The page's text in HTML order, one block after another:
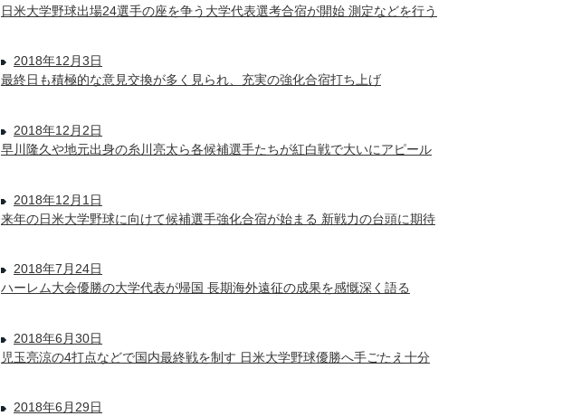
日米大学野球出場24選手の座を争う大学代表選考合宿が開始 測定などを行う
2018年12月3日
最終日も積極的な意見交換が多く見られ、充実の強化合宿打ち上げ
2018年12月2日
早川隆久や地元出身の糸川亮太ら各候補選手たちが紅白戦で大いにアピール
2018年12月1日
来年の日米大学野球に向けて候補選手強化合宿が始まる 新戦力の台頭に期待
2018年7月24日
ハーレム大会優勝の大学代表が帰国 長期海外遠征の成果を感慨深く語る
2018年6月30日
児玉亮涼の4打点などで国内最終戦を制す 日米大学野球優勝へ手ごたえ十分
2018年6月29日